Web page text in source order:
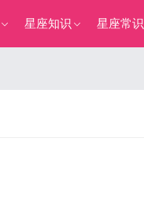
星座知识 星座常识